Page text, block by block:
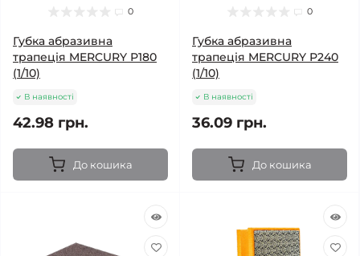
0
Губка абразивна
трапеція MERCURY Р180
(1/10)
В наявності
42.98 грн.
До кошика
0
Губка абразивна
трапеція MERCURY Р240
(1/10)
В наявності
36.09 грн.
До кошика